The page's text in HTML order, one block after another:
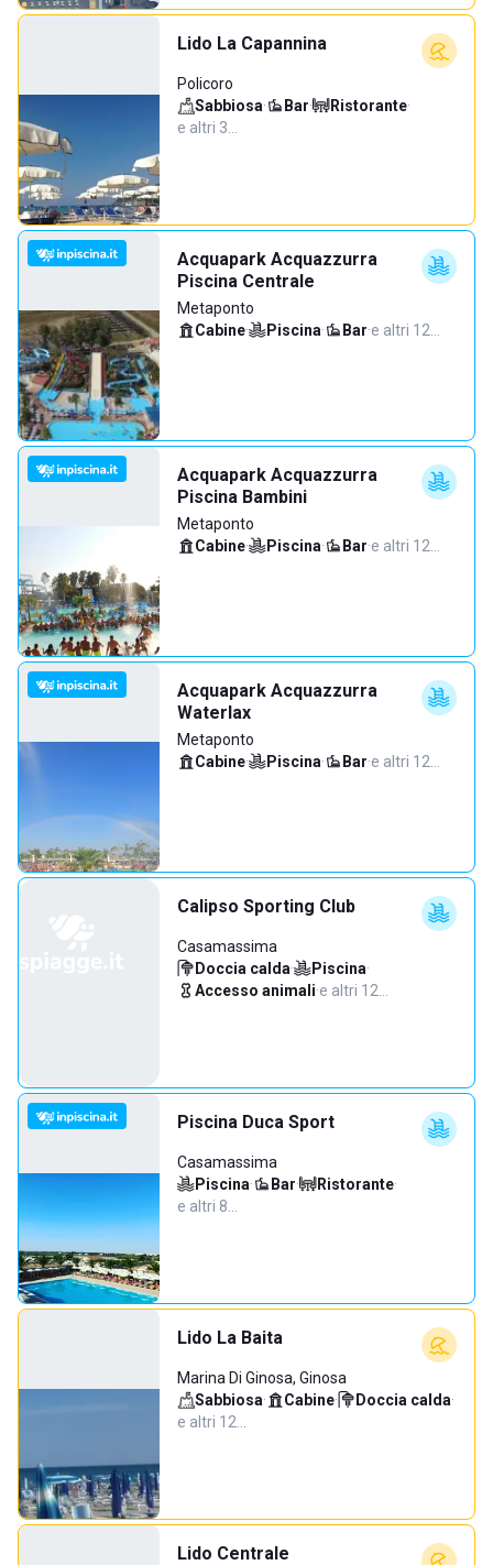
Lido La Capannina
Policoro
Sabbiosa· Bar· Ristorante·
e altri 3…
Acquapark Acquazzurra
Piscina Centrale
Metaponto
Cabine· Piscina· Bar·e altri 12…
Acquapark Acquazzurra
Piscina Bambini
Metaponto
Cabine· Piscina· Bar·e altri 12…
Acquapark Acquazzurra
Waterlax
Metaponto
Cabine· Piscina· Bar·e altri 12…
Calipso Sporting Club
Casamassima
Doccia calda· Piscina·
Accesso animali·e altri 12…
Piscina Duca Sport
Casamassima
Piscina· Bar· Ristorante·
e altri 8…
Lido La Baita
Marina Di Ginosa, Ginosa
Sabbiosa· Cabine· Doccia calda·
e altri 12…
Lido Centrale